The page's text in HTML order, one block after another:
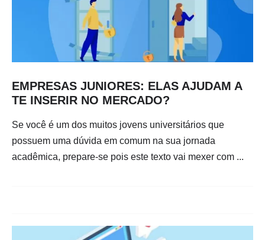
EMPRESAS JUNIORES: ELAS AJUDAM A
TE INSERIR NO MERCADO?
Se você é um dos muitos jovens universitários que
possuem uma dúvida em comum na sua jornada
acadêmica, prepare-se pois este texto vai mexer com ...